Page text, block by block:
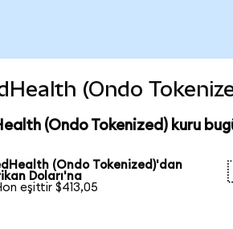
(Ondo
(Ondo Tokenized) kuru
(Ondo Tokenized)'dan
Doları'na
eşittir $413,05